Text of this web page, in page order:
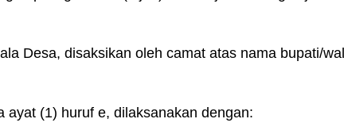
Desa, disaksikan oleh camat atas nama bupati/
ayat (1) huruf e, dilaksanakan dengan: